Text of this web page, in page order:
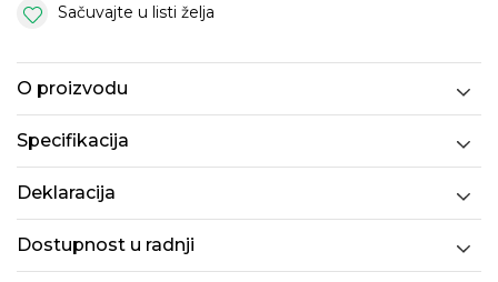
Sačuvajte u listi želja
O proizvodu
Specifikacija
Deklaracija
Dostupnost u radnji